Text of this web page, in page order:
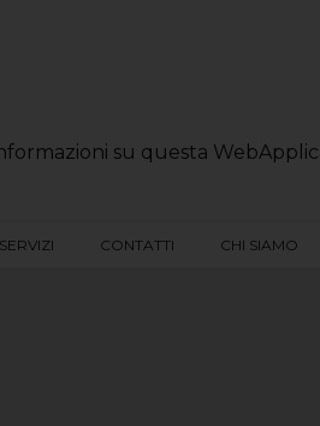
su questa
SERVIZI CONTATTI CHI SIAMO